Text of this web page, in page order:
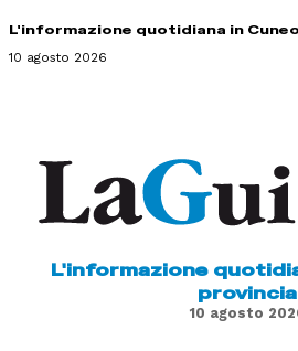
L'informazione quotidiana in
10 agosto 2026
L'informazione
provincia
10 agosto